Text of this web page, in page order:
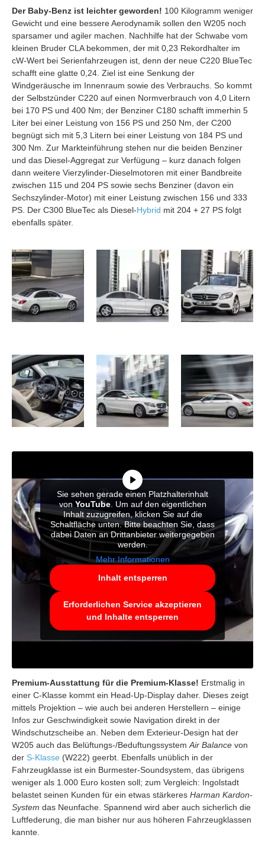
Der Baby-Benz ist leichter geworden! 100 Kilogramm weniger
Gewicht und eine bessere Aerodynamik sollen den W205 noch
sparsamer und agiler machen. Nachhilfe hat der Schwabe vom
kleinen Bruder CLA bekommen, der mit 0,23 Rekordhalter im
cW-Wert bei Serienfahrzeugen ist, denn der neue C220 BlueTec
schafft eine glatte 0,24. Ziel ist eine Senkung der
Windgeräusche im Innenraum sowie des Verbrauchs. So kommt
der Selbstzünder C220 auf einen Normverbrauch von 4,0 Litern
bei 170 PS und 400 Nm; der Benziner C180 schafft immerhin 5
Liter bei einer Leistung von 156 PS und 250 Nm, der C200
begnügt sich mit 5,3 Litern bei einer Leistung von 184 PS und
300 Nm. Zur Markteinführung stehen nur die beiden Benziner
und das Diesel-Aggregat zur Verfügung – kurz danach folgen
dann weitere Vierzylinder-Dieselmotoren mit einer Bandbreite
zwischen 115 und 204 PS sowie sechs Benziner (davon ein
Sechszylinder-Motor) mit einer Leistung zwischen 156 und 333
PS. Der C300 BlueTec als Diesel-Hybrid mit 204 + 27 PS folgt
ebenfalls später.
Sie sehen gerade einen Platzhalterinhalt
von YouTube. Um auf den eigentlichen
Inhalt zuzugreifen, klicken Sie auf die
Schaltfläche unten. Bitte beachten Sie, dass
dabei Daten an Drittanbieter weitergegeben
werden.
Mehr Informationen
Inhalt entsperren
Erforderlichen Service akzeptieren
und Inhalte entsperren
Premium-Ausstattung für die Premium-Klasse! Erstmalig in
einer C-Klasse kommt ein Head-Up-Display daher. Dieses zeigt
mittels Projektion – wie auch bei anderen Herstellern – einige
Infos zur Geschwindigkeit sowie Navigation direkt in der
Windschutzscheibe an. Neben dem Exterieur-Design hat der
W205 auch das Belüftungs-/Beduftungssystem Air Balance von
der S-Klasse (W222) geerbt. Ebenfalls unüblich in der
Fahrzeugklasse ist ein Burmester-Soundsystem, das übrigens
weniger als 1.000 Euro kosten soll; zum Vergleich: Ingolstadt
belastet seinen Kunden für ein etwas stärkeres Harman Kardon-
System das Neunfache. Spannend wird aber auch sicherlich die
Luftfederung, die man bisher nur aus höheren Fahrzeugklassen
kannte.